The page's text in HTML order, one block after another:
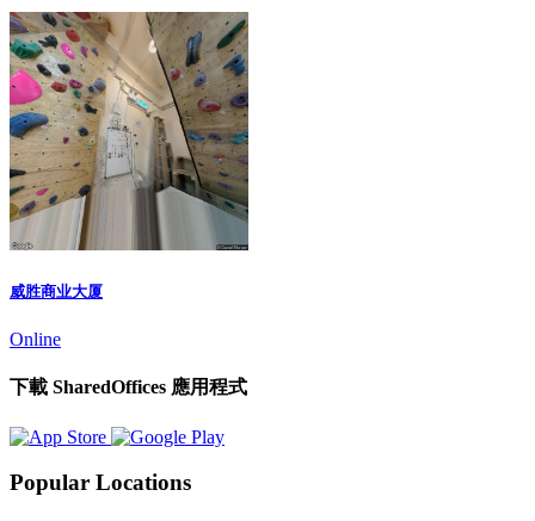
威胜商业大厦
Online
下載 SharedOffices 應用程式
Popular Locations